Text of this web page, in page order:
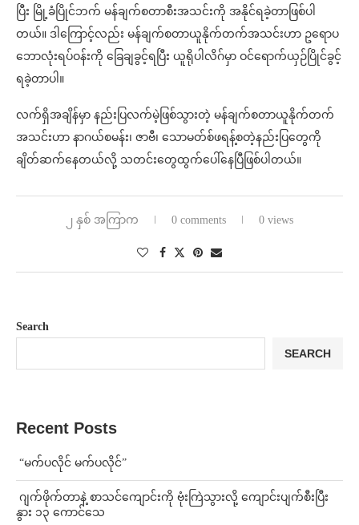
ပြီး မြို့ခံပြိုင်ဘက် မန်ချက်စတာစီးအသင်းကို အနိုင်ရခဲ့တာဖြစ်ပါ
တယ်။ ဒါကြောင့်လည်း မန်ချက်စတာယူနိုက်တက်အသင်းဟာ ဥရောပ
ဘောလုံးရပ်ဝန်းကို ခြေချခွင့်ရပြီး ယူရိုပါလိဂ်မှာ ဝင်ရောက်ယှဉ်ပြိုင်ခွင့်
ရခဲ့တာပါ။
လက်ရှိအချိန်မှာ နည်းပြလက်မဲ့ဖြစ်သွားတဲ့ မန်ချက်စတာယူနိုက်တက်
အသင်းဟာ နာဂယ်စမန်း၊ ဇာဗီ၊ သောမတ်စ်ဖရန့်စတဲ့နည်းပြတွေကို
ချိတ်ဆက်နေတယ်လို့ သတင်းတွေထွက်ပေါ်နေပြီဖြစ်ပါတယ်။
၂ နှစ် အကြာက 0 comments 0 views
Search
SEARCH
Recent Posts
⁨ ⁨“မက်ပလိုင် မက်ပလိုင်”
⁨⁩ ⁨ဂျက်ဖိုက်တာနဲ့ စာသင်ကျောင်းကို ဗုံးကြဲသွားလို့ ကျောင်းပျက်စီးပြီး
နွား ၁၃ ကောင်သေ